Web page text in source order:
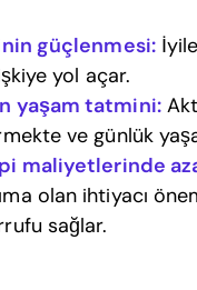
güçlenmesi:
yol açar.
yaşam tatmini:
ve günlük
maliyetlerinde
olan ihtiyacı
sağlar.